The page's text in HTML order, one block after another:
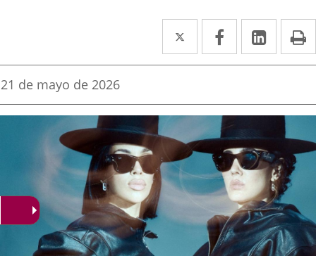
Twitter
Enlace
a
aplicación
externa.
Facebook
Enlace
a
aplicación
externa.
Enlace
a
Fecha
la
21 de mayo de 2026